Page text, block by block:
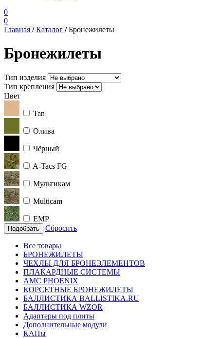
0
0
Главная / Каталог / Бронежилеты
Бронежилеты
Тип изделия
Тип крепления
Цвет
Tan
Олива
Чёрный
A-Tacs FG
Мультикам
Multicam
ЕМР
Подобрать Сбросить
Все товары
БРОНЕЖИЛЕТЫ
ЧЕХЛЫ ДЛЯ БРОНЕЭЛЕМЕНТОВ
ПЛАКАРДНЫЕ СИСТЕМЫ
АМС PHOENIX
КОРСЕТНЫЕ БРОНЕЖИЛЕТЫ
БАЛЛИСТИКА BALLISTIKA.RU
БАЛЛИСТИКА WZOR
Адаптеры под плиты
Дополнительные модули
КАПы